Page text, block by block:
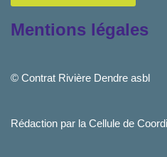
Mentions légales
© Contrat Rivière Dendre asbl
Rédaction par la Cellule de